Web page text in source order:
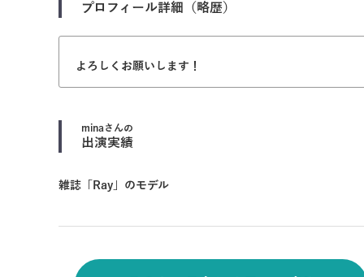
プロフィール詳細（略歴）
よろしくお願いします！
minaさんの
出演実績
雑誌「Ray」のモデル